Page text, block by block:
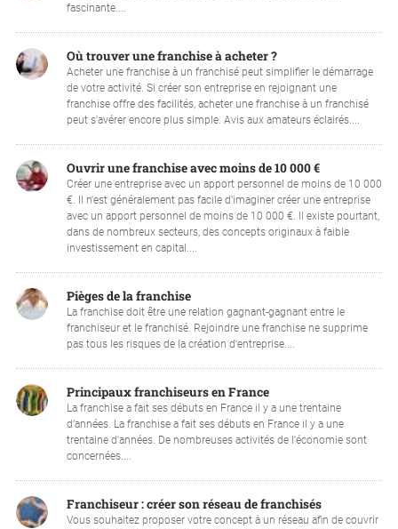
fascinante....
Où trouver une franchise à acheter ?
Acheter une franchise à un franchisé peut simplifier le démarrage
de votre activité. Si créer son entreprise en rejoignant une
franchise offre des facilités, acheter une franchise à un franchisé
peut s'avérer encore plus simple. Avis aux amateurs éclairés....
Ouvrir une franchise avec moins de 10 000 €
Créer une entreprise avec un apport personnel de moins de 10 000
€. Il n'est généralement pas facile d'imaginer créer une entreprise
avec un apport personnel de moins de 10 000 €. Il existe pourtant,
dans de nombreux secteurs, des concepts originaux à faible
investissement en capital....
Pièges de la franchise
La franchise doit être une relation gagnant-gagnant entre le
franchiseur et le franchisé. Rejoindre une franchise ne supprime
pas tous les risques de la création d'entreprise....
Principaux franchiseurs en France
La franchise a fait ses débuts en France il y a une trentaine
d’années. La franchise a fait ses débuts en France il y a une
trentaine d'années. De nombreuses activités de l'économie sont
concernées....
Franchiseur : créer son réseau de franchisés
Vous souhaitez proposer votre concept à un réseau afin de couvrir